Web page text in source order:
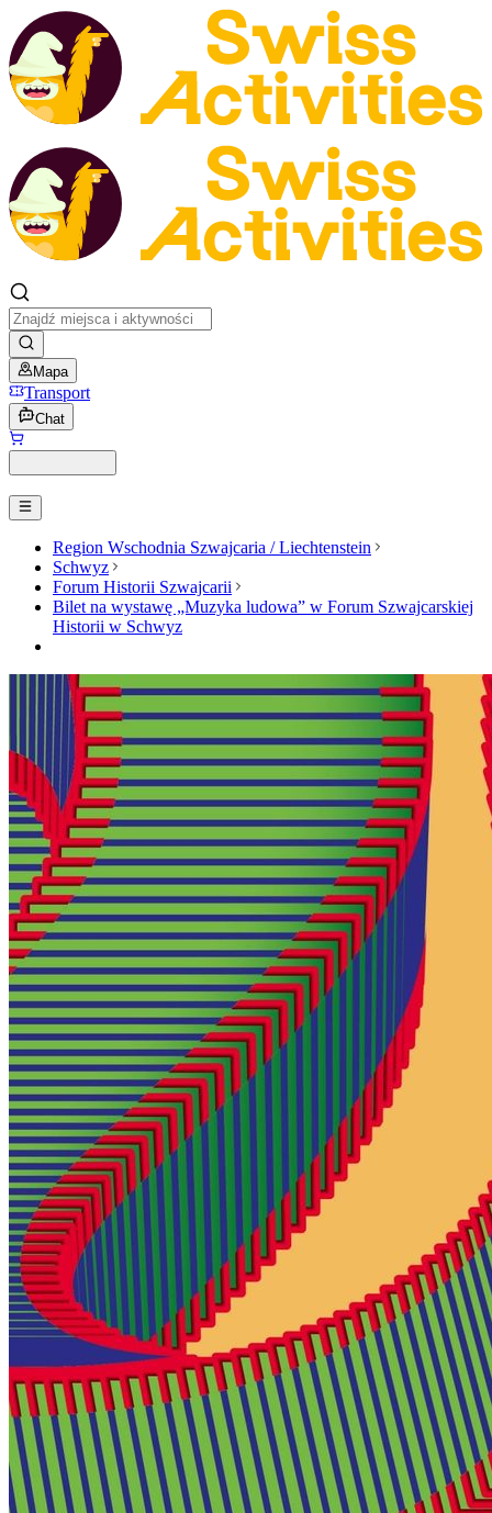
Mapa
Transport
Chat
Region Wschodnia Szwajcaria / Liechtenstein
Schwyz
Forum Historii Szwajcarii
Bilet na wystawę „Muzyka ludowa” w Forum Szwajcarskiej
Historii w Schwyz